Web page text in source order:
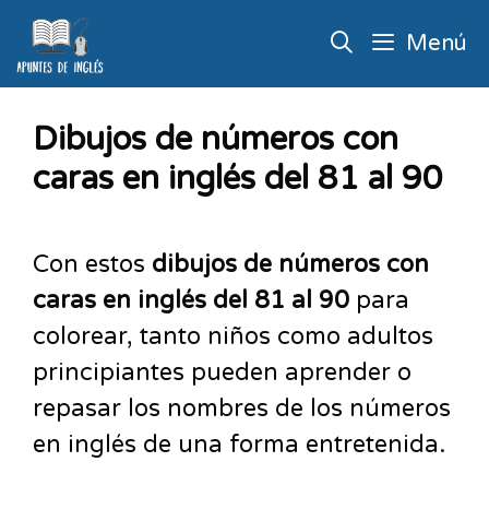
Menú
Dibujos de números con
caras en inglés del 81 al 90
Con estos dibujos de números con
caras en inglés del 81 al 90 para
colorear, tanto niños como adultos
principiantes pueden aprender o
repasar los nombres de los números
en inglés de una forma entretenida.